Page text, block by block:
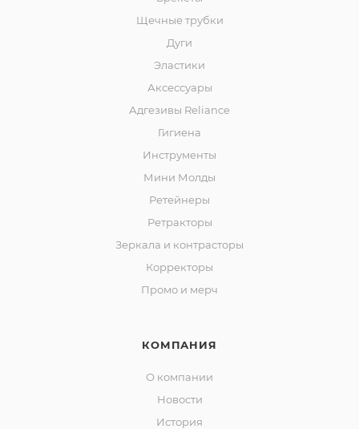
Щечные трубки
Дуги
Эластики
Аксессуары
Адгезивы Reliance
Гигиена
Инструменты
Мини Молды
Ретейнеры
Ретракторы
Зеркала и контраcторы
Корректоры
Промо и мерч
КОМПАНИЯ
О компании
Новости
История